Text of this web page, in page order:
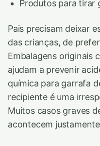
Produtos para tirar
Pais precisam deixar
das crianças, de
Embalagens originais
ajudam a prevenir
química para garrafa
recipiente é uma
Muitos casos graves
acontecem